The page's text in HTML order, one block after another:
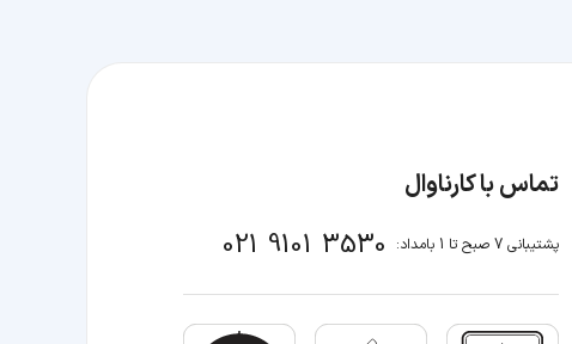
تماس با کارناوال
پشتیبانی 7 صبح تا 1 بامداد: 021 9101 3530